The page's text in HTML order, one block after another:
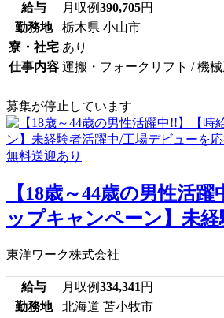
給与 月収例390,705円
勤務地
栃木県 小山市
寮・社宅 あり
仕事内容 運搬・フォークリフト / 機
募集が停止しています
【18歳～44歳の男性活
ップキャンペーン】未経
東洋ワーク株式会社
給与 月収例334,341 円
勤務地
北海道 苫小牧市